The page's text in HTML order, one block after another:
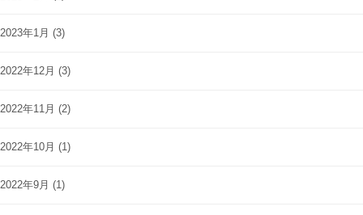
2023年1月 (3)
2022年12月 (3)
2022年11月 (2)
2022年10月 (1)
2022年9月 (1)